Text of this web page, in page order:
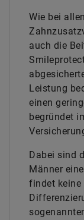
Wie bei
auch die
Leistung
einen
begründet
Dabei sind
Männer
findet keine